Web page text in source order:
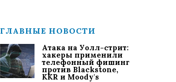
ГЛАВНЫЕ НОВОСТИ
Атака на Уолл-стрит:
хакеры применили
телефонный фишинг
против Blackstone,
KKR и Moody's